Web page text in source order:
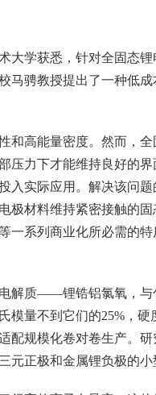
大学获悉，针对全固态
马骋教授提出了一种低
和高能量密度。然而，
压力下才能维持良好的
入实际应用。解决该问
极材料维持紧密接触的
一系列商业化所必需的
解质——锂锆铝氯氧，
模量不到它们的25%，
配规模化卷对卷生产。
元正极和金属锂负极的小